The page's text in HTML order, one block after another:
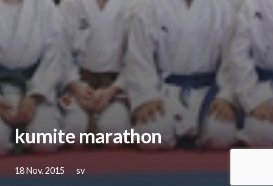
kumite marathon
18 Nov. 2015 sv